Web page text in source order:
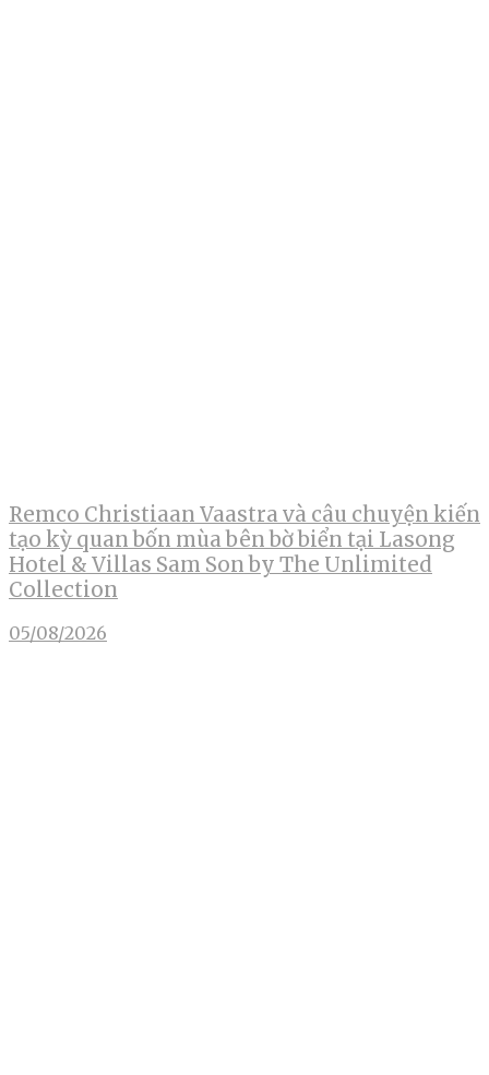
Remco Christiaan Vaastra và câu chuyện kiến
tạo kỳ quan bốn mùa bên bờ biển tại Lasong
Hotel & Villas Sam Son by The Unlimited
Collection
05/08/2026